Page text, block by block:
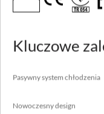
Kluczowe
Pasywny system chłodzenia
Nowoczesny design
Pasywny system chłodzenia
Korpus wykonany z
Zastosowanie